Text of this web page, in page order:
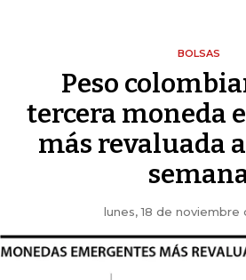
BOLSAS
Peso
tercera moneda
más revaluada
lunes, 18 de noviembre